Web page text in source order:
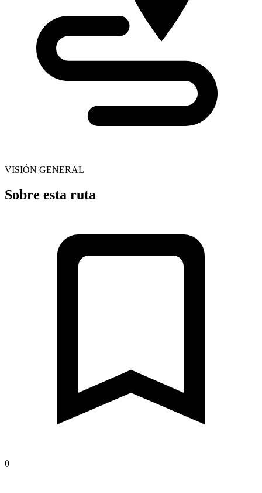
VISIÓN GENERAL
Sobre esta ruta
0